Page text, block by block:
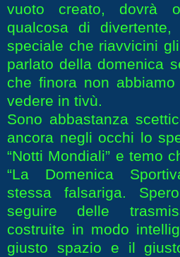
vuoto creato, dovrà
qualcosa di divertente,
speciale che riavvicini
parlato della domenica
che finora non
vedere in tivù.
Sono abbastanza
ancora negli occhi lo
“Notti Mondiali” e temo
“La Domenica
stessa falsariga.
seguire delle
costruite in modo
giusto spazio e il